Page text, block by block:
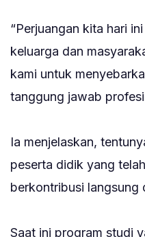
‎“Perjuangan kita hari
keluarga dan
kami untuk
tanggung jawab
‎Ia menjelaskan,
peserta didik yang
berkontribusi langsung
‎Saat ini program studi